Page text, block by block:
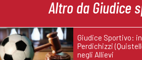
Altro da Giudice
Giudice Sportivo:
Perdichizzi
negli Allievi